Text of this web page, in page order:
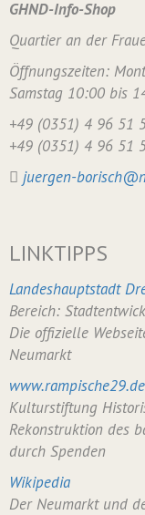
GHND-Info-Shop
Quartier an der
Öffnungszeiten:
Samstag 10:00 bis
+49 (0351) 4 96 51
+49 (0351) 4 96 51
juergen-
LINKTIPPS
Landeshauptstadt
Bereich:
Die offizielle
Neumarkt
www.rampische29.de
Kulturstiftung
Rekonstruktion des
durch Spenden
Wikipedia
Der Neumarkt und